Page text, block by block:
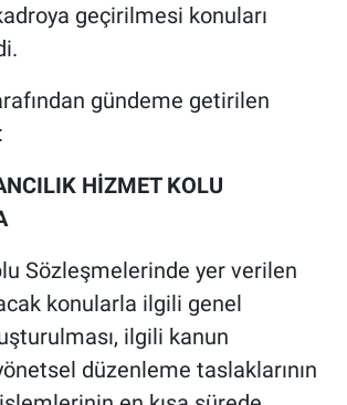
geçirilmesi konuları
gündeme getirilen
HİZMET KOLU
Sözleşmelerinde yer verilen
konularla ilgili genel
ilgili kanun
düzenleme taslaklarının